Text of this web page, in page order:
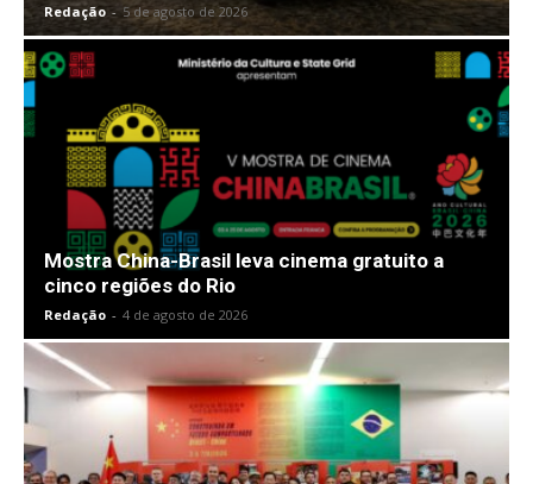
Redação - 5 de agosto de 2026
Mostra China-Brasil leva cinema gratuito a
cinco regiões do Rio
Redação - 4 de agosto de 2026